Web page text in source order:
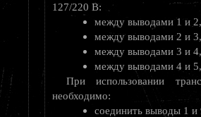
127/220 В:
между выводами 1 и
между выводами 2 и
между выводами 3 и
между выводами 4 и
При использовании
необходимо:
соединить выводы 1